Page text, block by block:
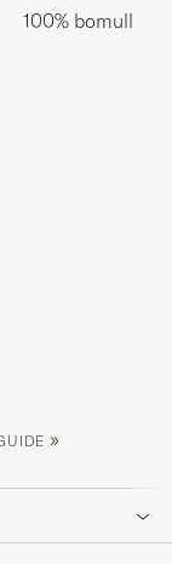
100% bomull
»